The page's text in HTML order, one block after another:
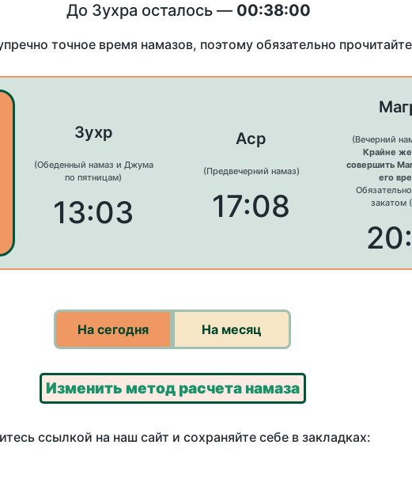
До Зухра осталось — 00:38:00
точное время намазов, поэтому обязательно
Зухр
(Обеденный намаз и Джума
по пятницам)
13:03
Аср
(Предвечерний намаз)
17:08
(Вечерний
Крайне
совершить
его
закатом (
На сегодня На месяц
Изменить метод расчета намаза
ссылкой на наш сайт и сохраняйте себе в закладках: